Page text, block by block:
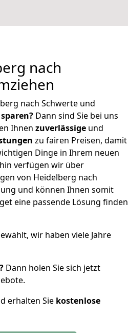
nach
nach Schwerte und
Dann sind Sie bei uns
Ihnen zuverlässige und
zu fairen Preisen, damit
Dinge in Ihrem neuen
verfügen wir über
von Heidelberg nach
und können Ihnen somit
eine passende Lösung finden
wir haben viele Jahre
Dann holen Sie sich jetzt
erhalten Sie kostenlose